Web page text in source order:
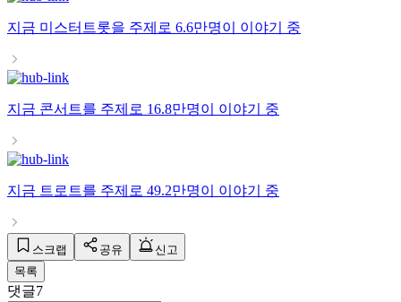
지금 미스터트롯을 주제로 6.6만명이 이야기 중
지금 콘서트를 주제로 16.8만명이 이야기 중
지금 트로트를 주제로 49.2만명이 이야기 중
스크랩 공유
신고
목록
댓글7